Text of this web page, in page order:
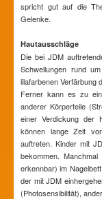
spricht gut auf die
Gelenke.
Hautausschläge
Die bei JDM
Schwellungen rund
lilafarbenen Verfärbung
Ferner kann es zu
anderer Körperteile
einer Verdickung der
können lange Zeit
auftreten. Kinder mit
bekommen.
erkennbar) im
der mit JDM
(Photosensibilität),